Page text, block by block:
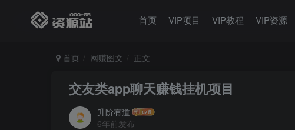
首页 VIP项目 VIP教程 VIP资源
首页 网赚图文 正文
交友类app聊天赚钱挂机项目
升阶有道
6年前发布